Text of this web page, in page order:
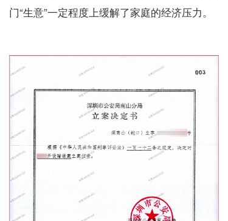
门“生意”一定程度上缓解了家庭的经济压力。